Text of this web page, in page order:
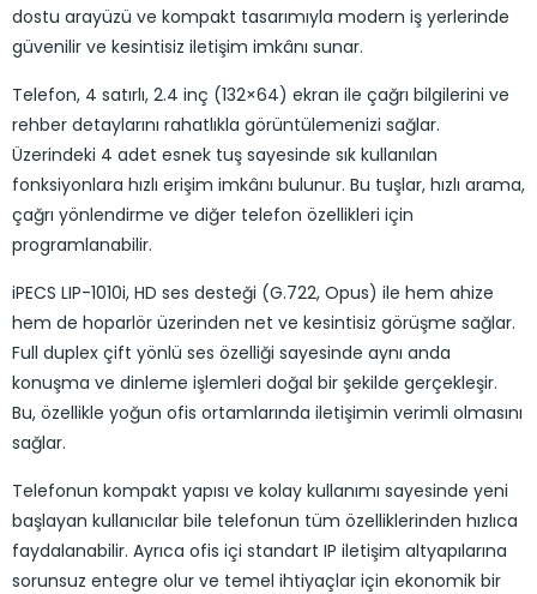
dostu arayüzü ve kompakt tasarımıyla modern iş yerlerinde
güvenilir ve kesintisiz iletişim imkânı sunar.
Telefon, 4 satırlı, 2.4 inç (132×64) ekran ile çağrı bilgilerini ve
rehber detaylarını rahatlıkla görüntülemenizi sağlar.
Üzerindeki 4 adet esnek tuş sayesinde sık kullanılan
fonksiyonlara hızlı erişim imkânı bulunur. Bu tuşlar, hızlı arama,
çağrı yönlendirme ve diğer telefon özellikleri için
programlanabilir.
iPECS LIP-1010i, HD ses desteği (G.722, Opus) ile hem ahize
hem de hoparlör üzerinden net ve kesintisiz görüşme sağlar.
Full duplex çift yönlü ses özelliği sayesinde aynı anda
konuşma ve dinleme işlemleri doğal bir şekilde gerçekleşir.
Bu, özellikle yoğun ofis ortamlarında iletişimin verimli olmasını
sağlar.
Telefonun kompakt yapısı ve kolay kullanımı sayesinde yeni
başlayan kullanıcılar bile telefonun tüm özelliklerinden hızlıca
faydalanabilir. Ayrıca ofis içi standart IP iletişim altyapılarına
sorunsuz entegre olur ve temel ihtiyaçlar için ekonomik bir